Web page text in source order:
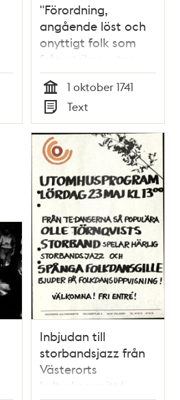
"Förordning,
angående löst och
onyttigt folk som
från utrikes orter
inkomma, samt om
tiggeriers
hämmande" 1741
Tid
1 oktober 1741
Typ
Text
Inbjudan till
storbandsjazz från
Västerorts
kulturkommitté